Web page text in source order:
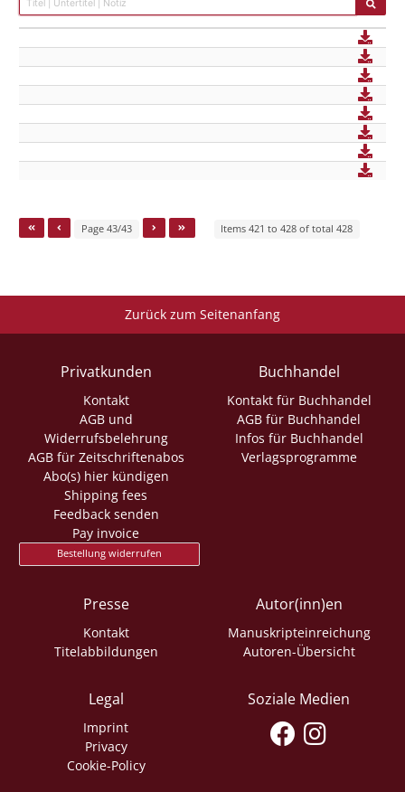
Page 43/43 Items 421 to 428 of total 428
Zurück zum Seitenanfang
Privatkunden
Kontakt
AGB und
Widerrufsbelehrung
AGB für Zeitschriftenabos
Abo(s) hier kündigen
Shipping fees
Feedback senden
Pay invoice
Bestellung widerrufen
Buchhandel
Kontakt für Buchhandel
AGB für Buchhandel
Infos für Buchhandel
Verlagsprogramme
Presse
Kontakt
Titelabbildungen
Autor(inn)en
Manuskripteinreichung
Autoren-Übersicht
Legal
Imprint
Privacy
Cookie-Policy
Soziale Medien